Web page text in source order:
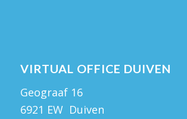
VIRTUAL OFFICE DUIVEN
Geograaf 16
6921 EW Duiven